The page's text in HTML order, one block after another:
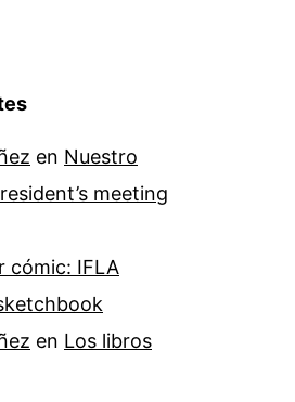
en Nuestro
meeting
cómic: IFLA
en Los libros